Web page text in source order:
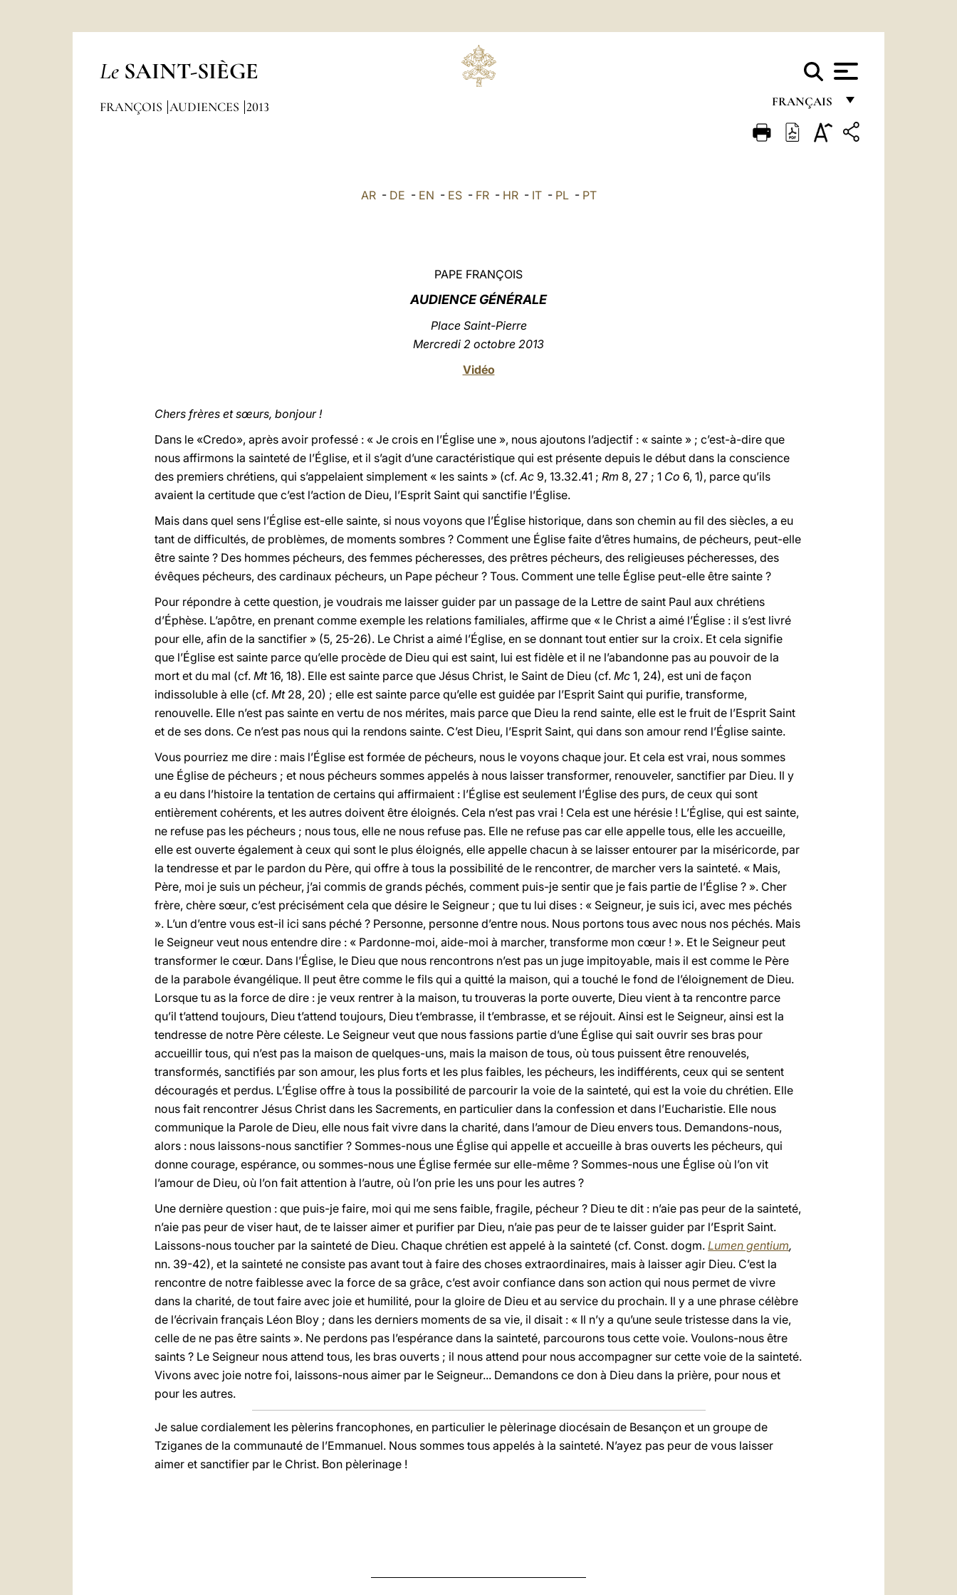
Le SAINT-SIÈGE
FRANÇAIS
FRANÇAIS
FRANÇOIS AUDIENCES 2013
AR- DE - EN - ES- FR- HR- IT- PL- PT
PAPE FRANÇOIS
AUDIENCE GÉNÉRALE
Place Saint-Pierre
Mercredi 2 octobre 2013
Vidéo
Chers frères et sœurs, bonjour !
Dans le «Credo», après avoir professé : « Je crois en l’Église une », nous ajoutons l’adjectif : « sainte » ; c’est-à-dire que
nous affirmons la sainteté de l’Église, et il s’agit d’une caractéristique qui est présente depuis le début dans la conscience
des premiers chrétiens, qui s’appelaient simplement « les saints » (cf.Ac 9, 13.32.41 ; Rm 8, 27 ; 1 Co 6, 1), parce qu’ils
avaient la certitude que c’est l’action de Dieu, l’Esprit Saint qui sanctifie l’Église.
Mais dans quel sens l’Église est-elle sainte, si nous voyons que l’Église historique, dans son chemin au fil des siècles, a eu
tant de difficultés, de problèmes, de moments sombres ? Comment une Église faite d’êtres humains, de pécheurs, peut-elle
être sainte ? Des hommes pécheurs, des femmes pécheresses, des prêtres pécheurs, des religieuses pécheresses, des
évêques pécheurs, des cardinaux pécheurs, un Pape pécheur ? Tous. Comment une telle Église peut-elle être sainte ?
Pour répondre à cette question, je voudrais me laisser guider par un passage de la Lettre de saint Paul aux chrétiens
d’Éphèse. L’apôtre, en prenant comme exemple les relations familiales, affirme que « le Christ a aimé l’Église : il s’est livré
pour elle, afin de la sanctifier » (5, 25-26). Le Christ a aimé l’Église, en se donnant tout entier sur la croix. Et cela signifie
que l’Église est sainte parce qu’elle procède de Dieu qui est saint, lui est fidèle et il ne l’abandonne pas au pouvoir de la
mort et du mal (cf. Mt16, 18). Elle est sainte parce que Jésus Christ, le Saint de Dieu (cf. Mc 1, 24), est uni de façon
indissoluble à elle (cf. Mt28, 20) ; elle est sainte parce qu’elle est guidée par l’Esprit Saint qui purifie, transforme,
renouvelle. Elle n’est pas sainte en vertu de nos mérites, mais parce que Dieu la rend sainte, elle est le fruit de l’Esprit Saint
et de ses dons. Ce n’est pas nous qui la rendons sainte. C’est Dieu, l’Esprit Saint, qui dans son amour rend l’Église sainte.
Vous pourriez me dire : mais l’Église est formée de pécheurs, nous le voyons chaque jour. Et cela est vrai, nous sommes
une Église de pécheurs ; et nous pécheurs sommes appelés à nous laisser transformer, renouveler, sanctifier par Dieu. Il y
a eu dans l’histoire la tentation de certains qui affirmaient : l’Église est seulement l’Église des purs, de ceux qui sont
entièrement cohérents, et les autres doivent être éloignés. Cela n’est pas vrai ! Cela est une hérésie ! L’Église, qui est sainte,
ne refuse pas les pécheurs ; nous tous, elle ne nous refuse pas. Elle ne refuse pas car elle appelle tous, elle les accueille,
elle est ouverte également à ceux qui sont le plus éloignés, elle appelle chacun à se laisser entourer par la miséricorde, par
la tendresse et par le pardon du Père, qui offre à tous la possibilité de le rencontrer, de marcher vers la sainteté. « Mais,
Père, moi je suis un pécheur, j’ai commis de grands péchés, comment puis-je sentir que je fais partie de l’Église ? ». Cher
frère, chère sœur, c’est précisément cela que désire le Seigneur ; que tu lui dises : « Seigneur, je suis ici, avec mes péchés
». L’un d’entre vous est-il ici sans péché ? Personne, personne d’entre nous. Nous portons tous avec nous nos péchés. Mais
le Seigneur veut nous entendre dire : « Pardonne-moi, aide-moi à marcher, transforme mon cœur ! ». Et le Seigneur peut
transformer le cœur. Dans l’Église, le Dieu que nous rencontrons n’est pas un juge impitoyable, mais il est comme le Père
de la parabole évangélique. Il peut être comme le fils qui a quitté la maison, qui a touché le fond de l’éloignement de Dieu.
Lorsque tu as la force de dire : je veux rentrer à la maison, tu trouveras la porte ouverte, Dieu vient à ta rencontre parce
qu’il t’attend toujours, Dieu t’attend toujours, Dieu t’embrasse, il t’embrasse, et se réjouit. Ainsi est le Seigneur, ainsi est la
tendresse de notre Père céleste. Le Seigneur veut que nous fassions partie d’une Église qui sait ouvrir ses bras pour
accueillir tous, qui n’est pas la maison de quelques-uns, mais la maison de tous, où tous puissent être renouvelés,
transformés, sanctifiés par son amour, les plus forts et les plus faibles, les pécheurs, les indifférents, ceux qui se sentent
découragés et perdus. L’Église offre à tous la possibilité de parcourir la voie de la sainteté, qui est la voie du chrétien. Elle
nous fait rencontrer Jésus Christ dans les Sacrements, en particulier dans la confession et dans l’Eucharistie. Elle nous
communique la Parole de Dieu, elle nous fait vivre dans la charité, dans l’amour de Dieu envers tous. Demandons-nous,
alors : nous laissons-nous sanctifier ? Sommes-nous une Église qui appelle et accueille à bras ouverts les pécheurs, qui
donne courage, espérance, ou sommes-nous une Église fermée sur elle-même ? Sommes-nous une Église où l’on vit
l’amour de Dieu, où l’on fait attention à l’autre, où l’on prie les uns pour les autres ?
Une dernière question : que puis-je faire, moi qui me sens faible, fragile, pécheur ? Dieu te dit : n’aie pas peur de la sainteté,
n’aie pas peur de viser haut, de te laisser aimer et purifier par Dieu, n’aie pas peur de te laisser guider par l’Esprit Saint.
Laissons-nous toucher par la sainteté de Dieu. Chaque chrétien est appelé à la sainteté (cf. Const. dogm. Lumen gentium,
nn. 39-42), et la sainteté ne consiste pas avant tout à faire des choses extraordinaires, mais à laisser agir Dieu. C’est la
rencontre de notre faiblesse avec la force de sa grâce, c’est avoir confiance dans son action qui nous permet de vivre
dans la charité, de tout faire avec joie et humilité, pour la gloire de Dieu et au service du prochain. Il y a une phrase célèbre
de l’écrivain français Léon Bloy ; dans les derniers moments de sa vie, il disait : « Il n’y a qu’une seule tristesse dans la vie,
celle de ne pas être saints ». Ne perdons pas l’espérance dans la sainteté, parcourons tous cette voie. Voulons-nous être
saints ? Le Seigneur nous attend tous, les bras ouverts ; il nous attend pour nous accompagner sur cette voie de la sainteté.
Vivons avec joie notre foi, laissons-nous aimer par le Seigneur... Demandons ce don à Dieu dans la prière, pour nous et
pour les autres.
Je salue cordialement les pèlerins francophones, en particulier le pèlerinage diocésain de Besançon et un groupe de
Tziganes de la communauté de l’Emmanuel. Nous sommes tous appelés à la sainteté. N’ayez pas peur de vous laisser
aimer et sanctifier par le Christ. Bon pèlerinage !